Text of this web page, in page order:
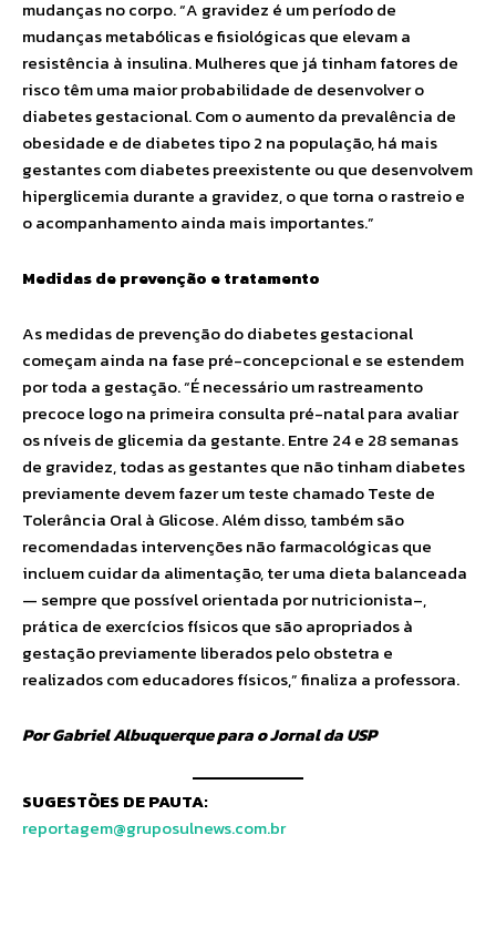
mudanças no corpo. “A gravidez é um período de
mudanças metabólicas e fisiológicas que elevam a
resistência à insulina. Mulheres que já tinham fatores de
risco têm uma maior probabilidade de desenvolver o
diabetes gestacional. Com o aumento da prevalência de
obesidade e de diabetes tipo 2 na população, há mais
gestantes com diabetes preexistente ou que desenvolvem
hiperglicemia durante a gravidez, o que torna o rastreio e
o acompanhamento ainda mais importantes.”
Medidas de prevenção e tratamento
As medidas de prevenção do diabetes gestacional
começam ainda na fase pré-concepcional e se estendem
por toda a gestação. “É necessário um rastreamento
precoce logo na primeira consulta pré-natal para avaliar
os níveis de glicemia da gestante. Entre 24 e 28 semanas
de gravidez, todas as gestantes que não tinham diabetes
previamente devem fazer um teste chamado Teste de
Tolerância Oral à Glicose. Além disso, também são
recomendadas intervenções não farmacológicas que
incluem cuidar da alimentação, ter uma dieta balanceada
— sempre que possível orientada por nutricionista–,
prática de exercícios físicos que são apropriados à
gestação previamente liberados pelo obstetra e
realizados com educadores físicos,” finaliza a professora.
Por Gabriel Albuquerque para o Jornal da USP
SUGESTÕES DE PAUTA:
reportagem@gruposulnews.com.br